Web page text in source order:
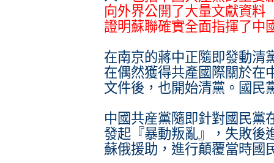
向外界公開了大量文獻資料
證明蘇聯確實全面指揮了中
在南京的蔣中正隨即發動清
在偶然獲得共產國際關於在
文件後，也開始清黨。國民
中國共産黨隨即針對國民黨
發起『暴動叛亂』，失敗後
蘇俄援助，進行顛覆當時國